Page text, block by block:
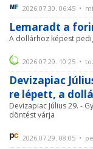
2026.07.30. 06:45 •
Lemaradt a
A dollárhoz képest
2026.07.29. 10:25 •
Devizapiac
re lépett, a
Devizapiac Július 29. -
döntést várja
2026.07.29. 08:05 •